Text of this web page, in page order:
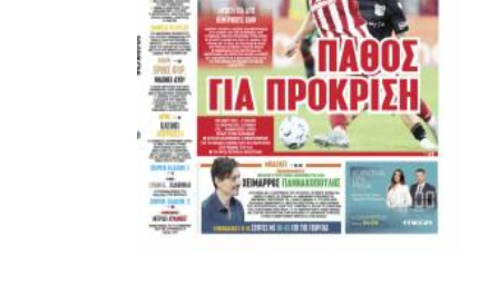
ADVERTISEMENT
ΑΜΠΑΛΑΕΑ, ΜΑΚΕΔΟΝΕΣ, ΤΟΥΜΠΑ, #031#